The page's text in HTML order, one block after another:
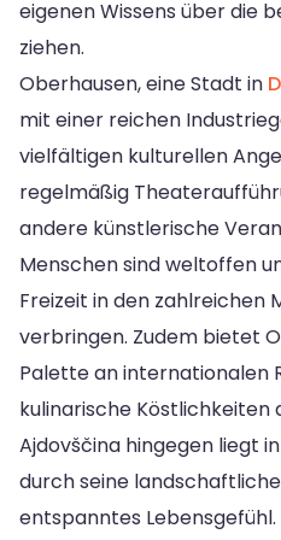
eigenen Wissens über die
ziehen.
Oberhausen, eine Stadt in
mit einer reichen
vielfältigen kulturellen
regelmäßig
andere künstlerische
Menschen sind weltoffen
Freizeit in den zahlreichen
verbringen. Zudem bietet
Palette an internationalen
kulinarische Köstlichkeiten
Ajdovščina hingegen liegt in
durch seine
entspanntes